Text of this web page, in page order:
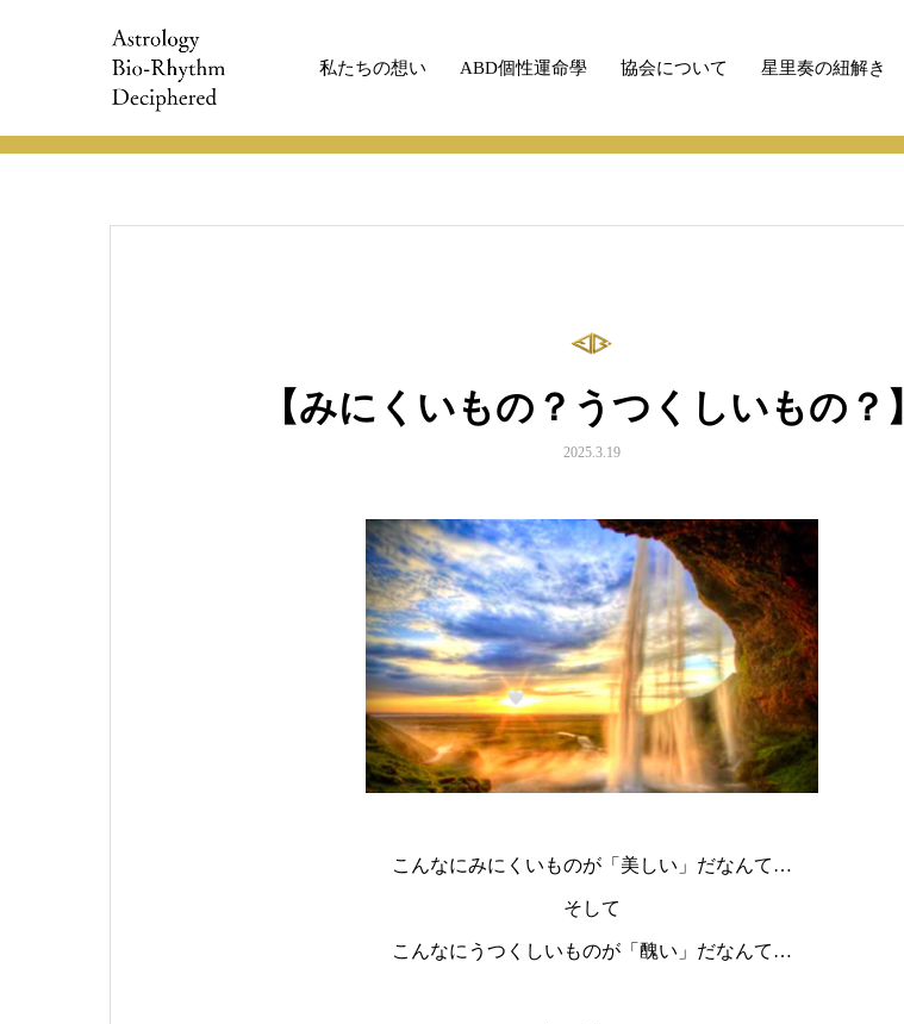
私たちの想い ABD個性運命學 協会について 星里奏の紐解き
【みにくいもの？うつくしいもの？】
2025.3.19
こんなにみにくいものが「美しい」だなんて…
そして
こんなにうつくしいものが「醜い」だなんて…